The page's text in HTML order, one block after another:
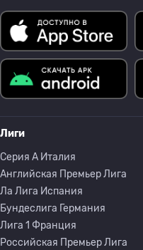
Лиги
Серия A Италия
Английская Премьер Лига
Ла Лига Испания
Бундеслига Германия
Лига 1 Франция
Российская Премьер Лига